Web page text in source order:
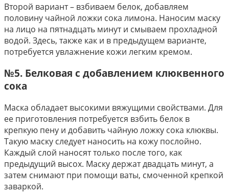
Второй вариант – взбиваем белок, добавляем
половину чайной ложки сока лимона. Наносим маску
на лицо на пятнадцать минут и смываем прохладной
водой. Здесь, также как и в предыдущем варианте,
потребуется увлажнение кожи легким кремом.
№5. Белковая с добавлением клюквенного
сока
Маска обладает высокими вяжущими свойствами. Для
ее приготовления потребуется взбить белок в
крепкую пену и добавить чайную ложку сока клюквы.
Такую маску следует наносить на кожу послойно.
Каждый слой наносят только после того, как
предыдущий высох. Маску держат двадцать минут, а
затем снимают при помощи ваты, смоченной крепкой
заваркой.